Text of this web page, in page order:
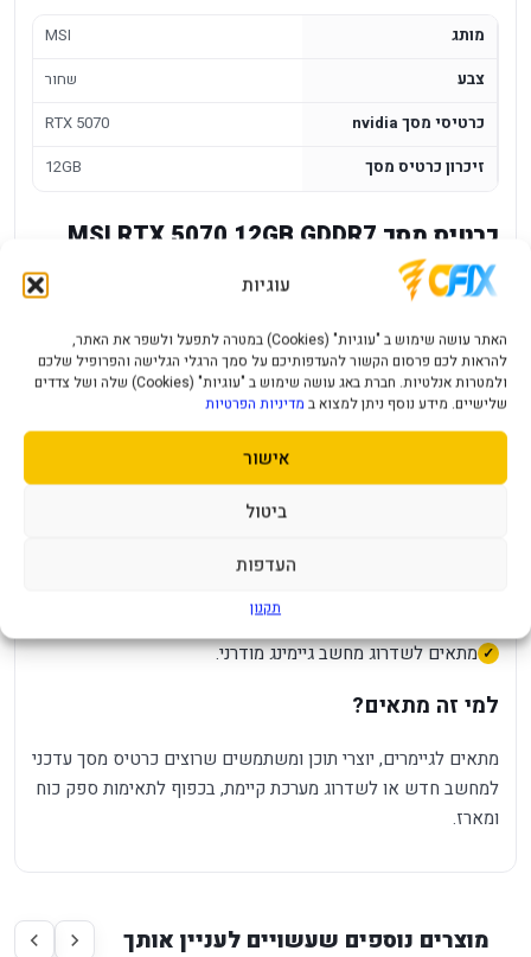
עוגיות
האתר עושה שימוש ב "עוגיות" (Cookies) במטרה לתפעל ולשפר את האתר,
להראות לכם פרסום הקשור להעדפותיכם על סמך הרגלי הגלישה והפרופיל שלכם
ולמטרות אנלטיות. חברת באג עושה שימוש ב "עוגיות" (Cookies) שלה ושל צדדים
שלישיים. מידע נוסף ניתן למצוא ב מדיניות הפרטיות
אישור
ביטול
העדפות
תקנון
מותג
MSI
צבע
שחור
כרטיסי מסך nvidia
RTX 5070
זיכרון כרטיס מסך
12GB
כרטיס מסך MSI RTX 5070 12GB GDDR7
Shadow 2X OC
GDDR7, מיועד למחשבי גיימינג ועבודה גרפית עדכניים. סדרת
RTX מתאימה למשחקים מודרניים, האצת גרפיקה ויישומים תומכי
GPU, כאשר נפח הזיכרון והקירור הכפול מספקים בסיס חזק
למערכת ביצועים.
יתרונות מרכזיים
מתאים לשדרוג מחשב גיימינג מודרני.
למי זה מתאים?
מתאים לגיימרים, יוצרי תוכן ומשתמשים שרוצים כרטיס מסך עדכני
למחשב חדש או לשדרוג מערכת קיימת, בכפוף לתאימות ספק כוח
ומארז.
מוצרים נוספים שעשויים לעניין אותך